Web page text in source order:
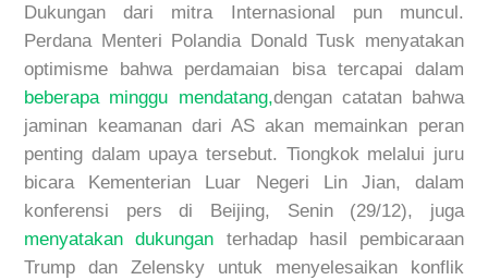
Dukungan dari mitra Internasional pun muncul.
Perdana Menteri Polandia Donald Tusk menyatakan
optimisme bahwa perdamaian bisa tercapai dalam
beberapa minggu mendatang,dengan catatan bahwa
jaminan keamanan dari AS akan memainkan peran
penting dalam upaya tersebut. Tiongkok melalui juru
bicara Kementerian Luar Negeri Lin Jian, dalam
konferensi pers di Beijing, Senin (29/12), juga
menyatakan dukungan terhadap hasil pembicaraan
Trump dan Zelensky untuk menyelesaikan konflik